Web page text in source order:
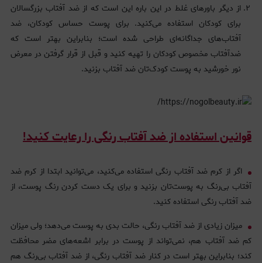
از دیگر باورهای غلط در این باره این است که از ضد آفتاب بزرگسالان
برای کودکان استفاده می‌کنید. برای پوست حساس کودکان، ضد
آفتاب‌های جداگانه‌ای طراحی شده است؛ بنابراین بهتر است که
ضدآفتاب مخصوص کودکان را تهیه کنید و قبل از قرار گرفتن در معرض
نور خورشید به پوست کودک‌تان ضد آفتاب بزنید.
قوانین استفاده از ضد آفتاب رنگی را رعایت کنید!
اگر از کرم ضد آفتاب رنگی استفاده می‌کنید، می‌توانید ابتدا از کرم ضد
آفتاب بی‌رنگ به پوست‌تان بزنید و برای یک دست کردن رنگ پوست، از
ضد آفتاب رنگی استفاده کنید.
میزان زیادی از ضد آفتاب رنگی، حالت بدی به پوست می‌دهد؛ ولی میزان
کم ضد آفتاب هم، نمی‌تواند از پوست در برابر اشعه‌های مضر محافظت
کند؛ بنابراین بهتر است در کنار ضد آفتاب رنگی، از ضد آفتاب بی‌رنگ هم